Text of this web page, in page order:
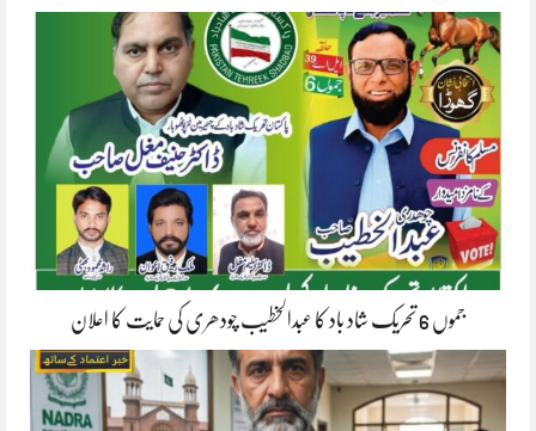
جموں 6 تحریک شاد باد کا عبدالخطیب چودھری کی حمایت کا اعلان